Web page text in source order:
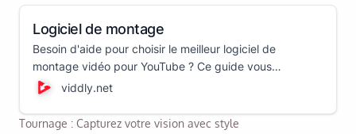
Logiciel de montage
Besoin d'aide pour choisir le meilleur logiciel de
montage vidéo pour YouTube ? Ce guide vous
présentera différents éditeurs vidéo et vous aidera à
vidéo !
viddly.net
Tournage : Capturez votre vision avec style